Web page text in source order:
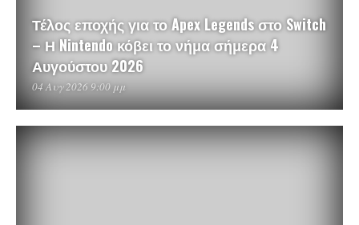
Τέλος εποχής για το Apex Legends στο Switch
– Η Nintendo κόβει το νήμα σήμερα 4
Αυγούστου 2026
04 Αυγ 2026 9:00 μμ